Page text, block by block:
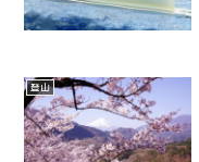
登山